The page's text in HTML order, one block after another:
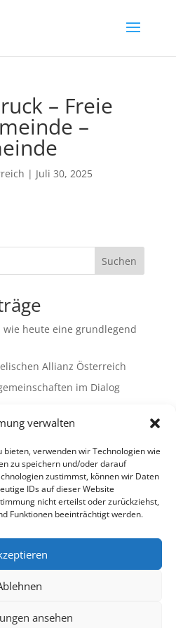
verwalten
verwenden wir Technologien wie
zu speichern und/oder darauf
zustimmst, können wir Daten
IDs auf dieser Website
nicht erteilst oder zurückziehst,
Funktionen beeinträchtigt werden.
ansehen
– Freie
–
| Juli 30, 2025
Suchen
wie heute eine grundlegend
Allianz Österreich
im Dialog
in Österreich
“ – die Wanderausstellung
Datenschutz